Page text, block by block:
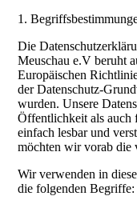
1.
Die
Meuschau e.V beruht
Europäischen
der Datenschutz-
wurden. Unsere
Öffentlichkeit als auch
einfach lesbar und
möchten wir vorab die
Wir verwenden in
die folgenden Begriffe: